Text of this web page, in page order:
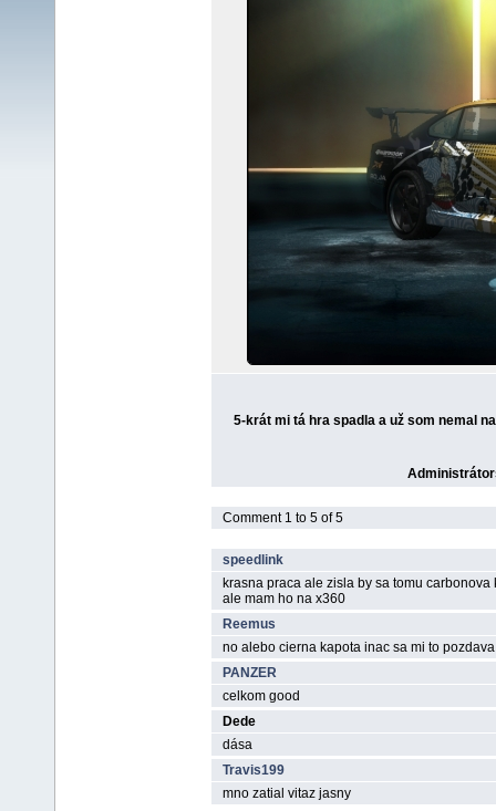
5-krát mi tá hra spadla a už som nemal
Comment 1 to 5 of 5
speedlink
krasna praca ale zisla by sa tomu
ale mam ho na x360
Reemus
no alebo cierna kapota inac sa mi to pozdava
PANZER
celkom good
Dede
dása
Travis199
mno zatial vitaz jasny